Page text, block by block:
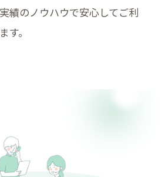
績のノウハウで安心してご利
す。